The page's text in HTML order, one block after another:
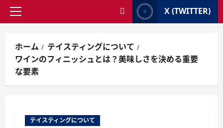
メ
メ
ニ
ュ
ー
X (TWITTER)
ホーム
テイスティングについて
ワインのフィニッシュとは？美味しさを決める重要
な要素
テイスティングについて